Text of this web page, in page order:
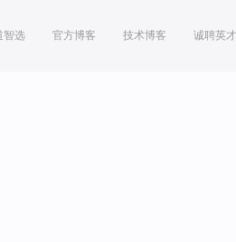
智选 官方博客 技术博客 诚聘英才